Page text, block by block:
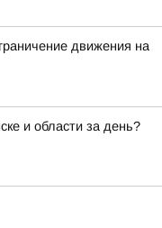
движения на
и области за день?